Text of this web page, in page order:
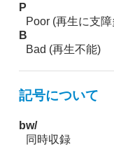
P
Poor (再生に支
B
Bad (再生不能)
記号について
bw/
同時収録